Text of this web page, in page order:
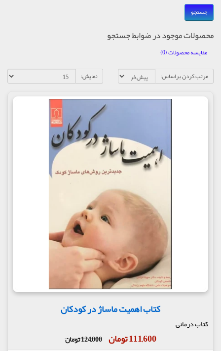
محصولات موجود در ضوابط جستجو
مقایسه محصولات (0)
مرتب کردن براساس:
نمایش:
کتاب اهمیت ماساژ در کودکان
کتاب درمانی
111,600 تومان 124,000 تومان